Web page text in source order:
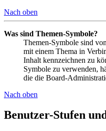
Nach oben
Was sind Themen-Symbole?
Themen-Symbole sind
mit einem Thema in
Inhalt kennzeichnen zu
Symbole zu verwenden,
die die Board-
Nach oben
Benutzer-Stufen